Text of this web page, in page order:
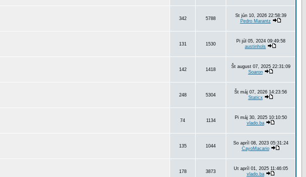
342 5788
St jún 10, 2026 22:58:39
Pedro Marantz
131 1530
Pi júl 05, 2024 09:49:58
austinhols
142 1418
Št august 07, 2025 22:31:09
Soaron
248 5304
Št máj 07, 2026 14:23:56
Staticx
74 1134
Pi máj 30, 2025 10:10:50
vlado.ba
135 1044
So apríl 08, 2023 05:31:24
CayoMacario
178 3873
Ut apríl 01, 2025 11:46:05
vlado.ba